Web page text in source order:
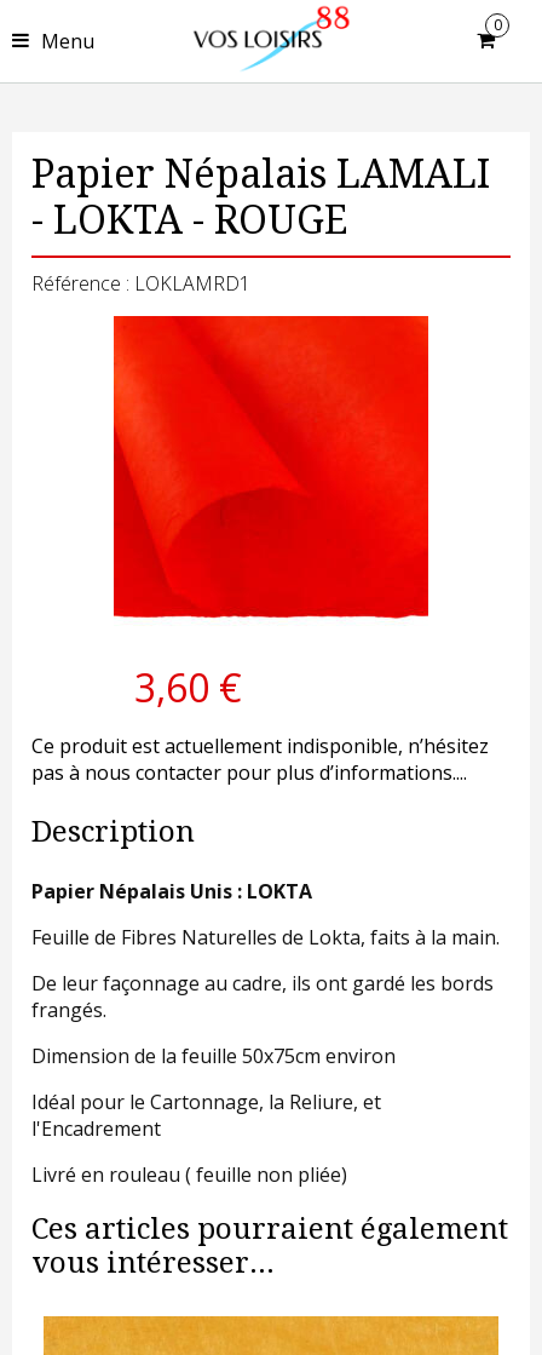
Menu
0
Papier Népalais LAMALI
- LOKTA - ROUGE
Référence : LOKLAMRD1
3,60 €
Ce produit est actuellement indisponible, n’hésitez
pas à nous contacter pour plus d’informations....
Description
Papier Népalais Unis : LOKTA
Feuille de Fibres Naturelles de Lokta, faits à la main.
De leur façonnage au cadre, ils ont gardé les bords
frangés.
Dimension de la feuille 50x75cm environ
Idéal pour le Cartonnage, la Reliure, et
l'Encadrement
Livré en rouleau ( feuille non pliée)
Ces articles pourraient également
vous intéresser...